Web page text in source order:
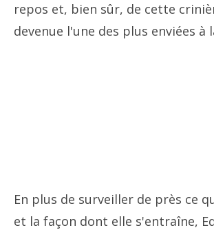
repos et, bien sûr, de cette
devenue l'une des plus enviées à
En plus de surveiller de près ce
et la façon dont elle s'entraîne,